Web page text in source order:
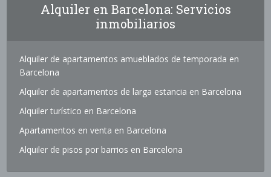
Alquiler en Barcelona: Servicios
inmobiliarios
Alquiler de apartamentos amueblados de temporada en
Barcelona
Alquiler de apartamentos de larga estancia en Barcelona
Alquiler turístico en Barcelona
Apartamentos en venta en Barcelona
Alquiler de pisos por barrios en Barcelona